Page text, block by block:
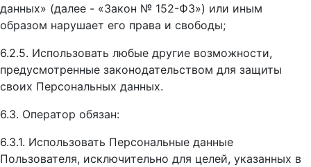
данных» (далее - «Закон № 152-ФЗ») или иным
образом нарушает его права и свободы;
6.2.5. Использовать любые другие возможности,
предусмотренные законодательством для защиты
своих Персональных данных.
6.3. Оператор обязан:
6.3.1. Использовать Персональные данные
Пользователя, исключительно для целей, указанных в